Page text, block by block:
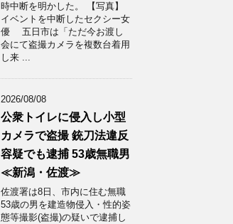
時中断を明かした。 【写真】
イベントを中断したセクシー女
優 五日市は「ただ今お渡し
会にて盗撮カメラを複数台着用
し来 ...
2026/08/08
公衆トイレに侵入し小型
カメラで盗撮 銃刀法違反
容疑でも逮捕 53歳無職男
≪新潟・佐渡≫
佐渡署は8日、市内に住む無職
53歳の男を建造物侵入・性的姿
態等撮影(盗撮)の疑いで逮捕し